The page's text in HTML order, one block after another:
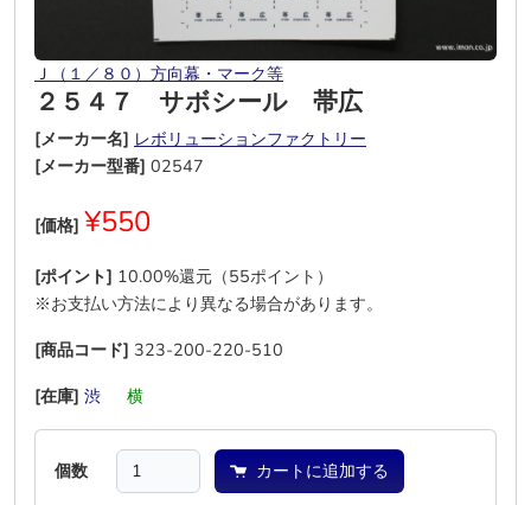
Ｊ（１／８０）方向幕・マーク等
２５４７ サボシール 帯広
[メーカー名] レボリューションファクトリー
[メーカー型番] 02547
[価格] ¥550
[ポイント] 10.00%還元（55ポイント）
※お支払い方法により異なる場合があります。
[商品コード] 323-200-220-510
[在庫] 渋 横
個数 カートに追加する